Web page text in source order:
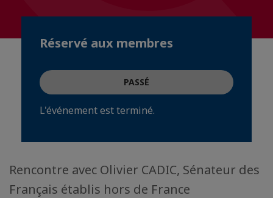
Réservé aux membres
PASSÉ
L'événement est terminé.
Rencontre avec Olivier CADIC, Sénateur des
Français établis hors de France